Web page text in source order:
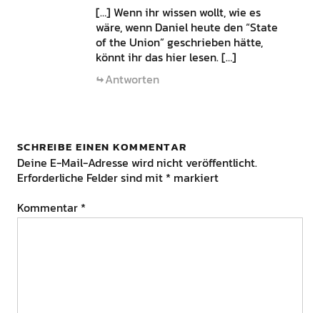
[…] Wenn ihr wissen wollt, wie es
wäre, wenn Daniel heute den “State
of the Union” geschrieben hätte,
könnt ihr das hier lesen. […]
Antworten
SCHREIBE EINEN KOMMENTAR
Deine E-Mail-Adresse wird nicht veröffentlicht.
Erforderliche Felder sind mit * markiert
Kommentar *